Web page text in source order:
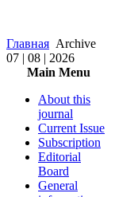
Главная Archive
07 | 08 | 2026
Main Menu
About this
journal
Current Issue
Subscription
Editorial
Board
General